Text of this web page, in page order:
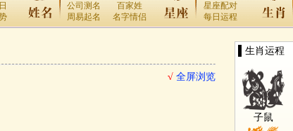
公司测名
百家姓
周易起名
名字情侣
星座配对
每日运程
√ 全屏浏览
▌生肖运程
子鼠